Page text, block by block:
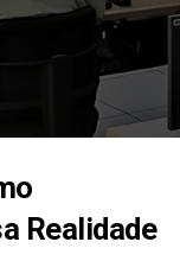
Realidade